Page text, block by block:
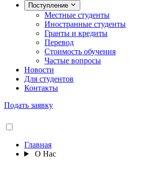
Поступление
Местные студенты
Иностранные студенты
Гранты и кредиты
Перевод
Стоимость обучения
Частые вопросы
Новости
Для студентов
Контакты
Подать заявку
Главная
О Нас